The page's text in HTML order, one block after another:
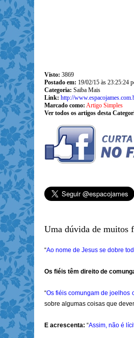
Visto: 3869
Postado em: 19/02/15 às 23:25:24
Categoria: Saiba Mais
Link: http://
Marcado como: Artigo Simples
Ver todos os artigos desta
Uma dúvida de muitos
“Ao nome de Jesus se dobre
Os fiéis têm direito de
“Os fiéis comungam de joelhos
sobre algumas coisas que
E acrescenta: “Assim, não é